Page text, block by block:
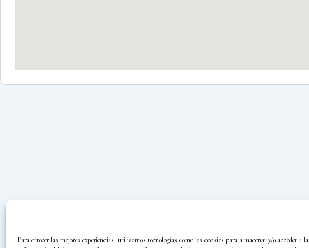
Para ofrecer las mejores experiencias, utilizamos tecnologías como las cookies para almacenar y/o acceder a la